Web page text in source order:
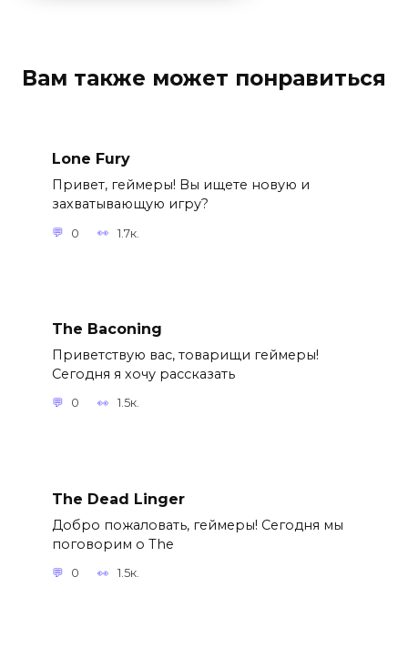
Вам также может понравиться
Lone Fury
Привет, геймеры! Вы ищете новую и
захватывающую игру?
0 1.7к.
The Baconing
Приветствую вас, товарищи геймеры!
Сегодня я хочу рассказать
0 1.5к.
The Dead Linger
Добро пожаловать, геймеры! Сегодня мы
поговорим о The
0 1.5к.